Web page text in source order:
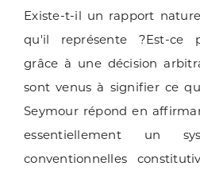
Existe-t-il un rapport
qu'il représente ?Est-ce
grâce à une décision
sont venus à signifier ce
Seymour répond en
essentiellement un
conventionnelles